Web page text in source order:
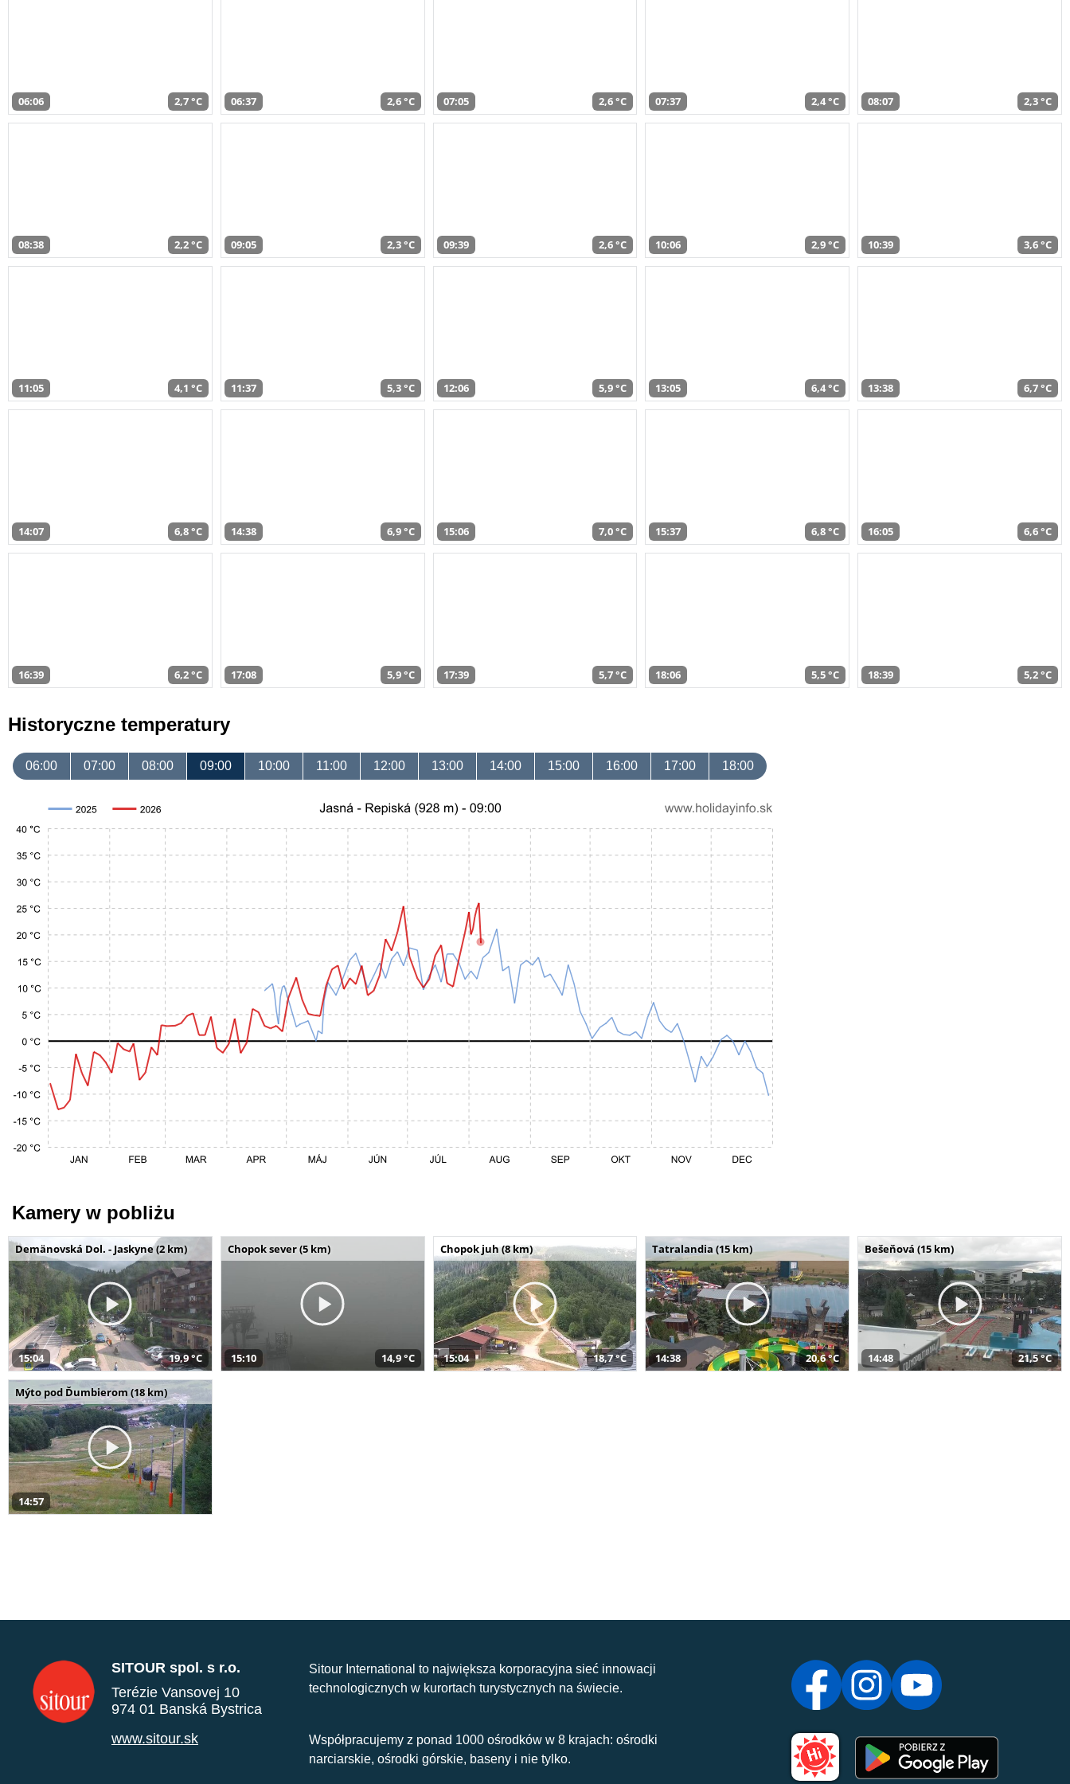
06:06 2,7 °C 06:37 2,6 °C 07:05 2,6 °C 07:37 2,4 °C 08:07 2,3 °C
08:38 2,2 °C 09:05 2,3 °C 09:39 2,6 °C 10:06 2,9 °C 10:39 3,6 °C
11:05 4,1 °C 11:37 5,3 °C 12:06 5,9 °C 13:05 6,4 °C 13:38 6,7 °C
14:07 6,8 °C 14:38 6,9 °C 15:06 7,0 °C 15:37 6,8 °C 16:05 6,6 °C
16:39 6,2 °C 17:08 5,9 °C 17:39 5,7 °C 18:06 5,5 °C 18:39 5,2 °C
Historyczne temperatury
06:00 07:00 08:00 09:00 10:00 11:00 12:00 13:00 14:00 15:00 16:00 17:00 18:00
Kamery w pobliżu
Demänovská Dol. - Jaskyne (2 km)
15:04 19,9 °C
Chopok sever (5 km)
15:10 14,9 °C
Chopok juh (8 km)
15:04 18,7 °C
Tatralandia (15 km)
14:38 20,6 °C
Bešeňová (15 km)
14:48 21,5 °C
Mýto pod Ďumbierom (18 km)
14:57
SITOUR spol. s r.o.
Terézie Vansovej 10
974 01 Banská Bystrica
www.sitour.sk
Sitour International to największa korporacyjna sieć innowacji
technologicznych w kurortach turystycznych na świecie.
Współpracujemy z ponad 1000 ośrodków w 8 krajach: ośrodki
narciarskie, ośrodki górskie, baseny i nie tylko.